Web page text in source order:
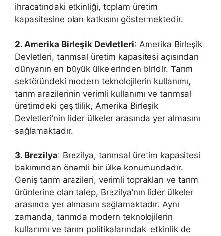
ihracatındaki etkinliği, toplam üretim
kapasitesine olan katkısını göstermektedir.
2. Amerika Birleşik Devletleri: Amerika Birleşik
Devletleri, tarımsal üretim kapasitesi açısından
dünyanın en büyük ülkelerinden biridir. Tarım
sektöründeki modern teknolojilerin kullanımı,
tarım arazilerinin verimli kullanımı ve tarımsal
üretimdeki çeşitlilik, Amerika Birleşik
Devletleri’nin lider ülkeler arasında yer almasını
sağlamaktadır.
3. Brezilya: Brezilya, tarımsal üretim kapasitesi
bakımından önemli bir ülke konumundadır.
Geniş tarım arazileri, verimli toprakları ve tarım
ürünlerine olan talep, Brezilya’nın lider ülkeler
arasında yer almasını sağlamaktadır. Aynı
zamanda, tarımda modern teknolojilerin
kullanımı ve tarım politikalarındaki etkinlik de